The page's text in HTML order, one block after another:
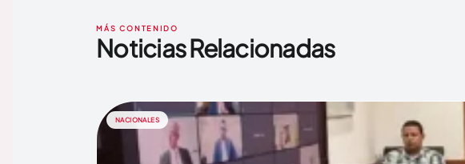
MÁS CONTENIDO
Noticias Relacionadas
NACIONALES